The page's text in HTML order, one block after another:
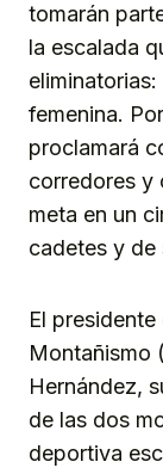
tomarán
la escalada
femenina.
proclamará
corredores y
meta en un
cadetes y de
El
Montañismo
Hernández,
de las dos
deportiva